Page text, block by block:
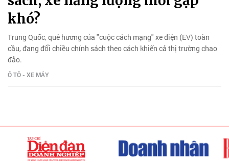
khó?
Trung Quốc, quê hương của "cuộc cách mạng" xe điện (EV) toàn
cầu, đang đổi chiều chính sách theo cách khiến cả thị trường chao
đảo.
Ô TÔ - XE MÁY